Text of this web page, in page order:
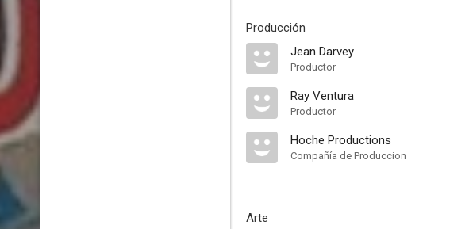
Producción
Jean Darvey
Productor
Ray Ventura
Productor
Hoche Productions
Compañía de Produccion
Arte